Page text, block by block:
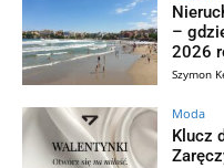
–
2026
Szymon
Moda
Klucz